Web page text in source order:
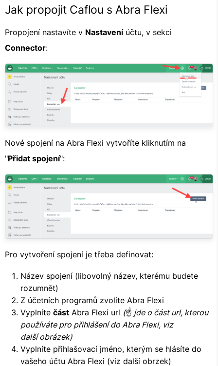
Jak propojit Caflou s Abra Flexi
Propojení nastavíte v Nastaveníúčtu, v sekci
Connector:
Nové spojení na Abra Flexi vytvoříte kliknutím na
"Přidat spojení":
Pro vytvoření spojení je třeba definovat:
Název spojení (libovolný název, kterému budete
rozumnět)
Z účetních programů zvolíte Abra Flexi
Vyplníte část Abra Flexi url (☝ jde o část url, kterou
používáte pro přihlášení do Abra Flexi, viz
další obrázek)
Vyplníte přihlašovací jméno, kterým se hlásíte do
vašeho účtu Abra Flexi (viz další obrzek)